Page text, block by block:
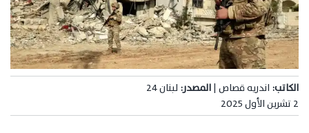
متفرقات
Podcast
من نحن
البحث
عن:
الكاتب: اندريه قصاص |المصدر: لبنان 24
2 تشرين الأول 2025